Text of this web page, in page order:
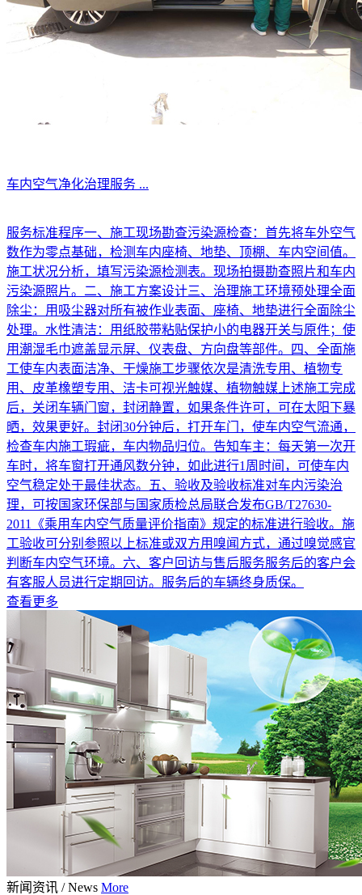
车内空气净化治理服务 ...
服务标准程序一、施工现场勘查污染源检查：首先将车外空气
数作为零点基础，检测车内座椅、地垫、顶棚、车内空间值。
施工状况分析，填写污染源检测表。现场拍摄勘查照片和车内
污染源照片。二、施工方案设计三、治理施工环境预处理全面
除尘：用吸尘器对所有被作业表面、座椅、地垫进行全面除尘
处理。水性清洁：用纸胶带粘贴保护小的电器开关与原件；使
用潮湿毛巾遮盖显示屏、仪表盘、方向盘等部件。四、全面施
工使车内表面洁净、干燥施工步骤依次是清洗专用、植物专
用、皮革橡塑专用、洁卡可视光触媒、植物触媒上述施工完成
后，关闭车辆门窗，封闭静置，如果条件许可，可在太阳下暴
晒，效果更好。封闭30分钟后，打开车门，使车内空气流通，
检查车内施工瑕疵，车内物品归位。告知车主：每天第一次开
车时，将车窗打开通风数分钟，如此进行1周时间，可使车内
空气稳定处于最佳状态。五、验收及验收标准对车内污染治
理，可按国家环保部与国家质检总局联合发布GB/T27630-
2011《乘用车内空气质量评价指南》规定的标准进行验收。施
工验收可分别参照以上标准或双方用嗅闻方式，通过嗅觉感官
判断车内空气环境。六、客户回访与售后服务服务后的客户会
有客服人员进行定期回访。服务后的车辆终身质保。
查看更多
新闻资讯 / News More